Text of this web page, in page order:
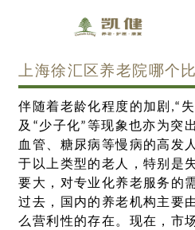
上海徐汇区养老院哪个
伴随着老龄化程度的加剧,“
及“少子化”等现象也亦为突
血管、糖尿病等慢病的高发
于以上类型的老人，特别是
要大，对专业化养老服务的
过去，国内的养老机构主要
么营利性的存在。现在，市